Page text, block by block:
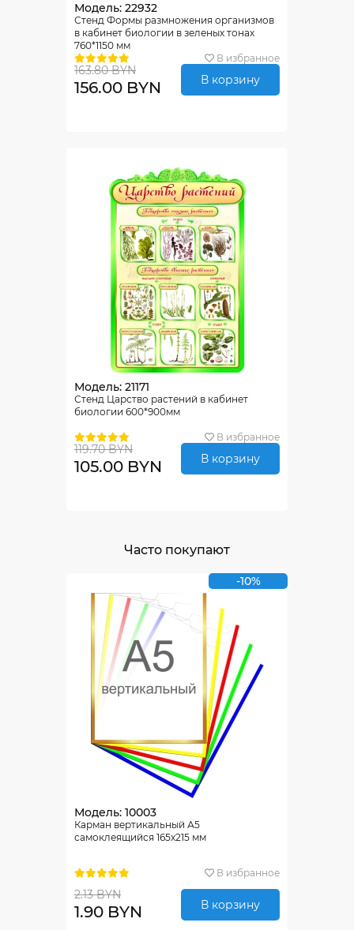
Модель: 22932
Стенд Формы размножения организмов
в кабинет биологии в зеленых тонах
760*1150 мм
В избранное
163.80 BYN
156.00 BYN В корзину
Модель: 21171
Стенд Царство растений в кабинет
биологии 600*900мм
В избранное
119.70 BYN
105.00 BYN В корзину
Часто покупают
-10%
Модель: 10003
Карман вертикальный А5
самоклеящийся 165х215 мм
В избранное
2.13 BYN
1.90 BYN В корзину